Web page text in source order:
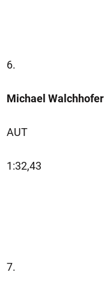
6.
Michael Walchhofer
AUT
1:32,43
7.